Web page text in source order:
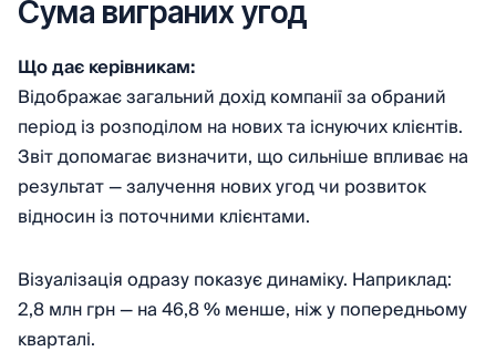
Сума виграних угод
Що дає керівникам:
Відображає загальний дохід компанії за обраний
період із розподілом на нових та існуючих клієнтів.
Звіт допомагає визначити, що сильніше впливає на
результат — залучення нових угод чи розвиток
відносин із поточними клієнтами.
Візуалізація одразу показує динаміку. Наприклад:
2,8 млн грн — на 46,8 % менше, ніж у попередньому
кварталі.